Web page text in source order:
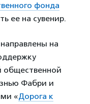
фонда
ее на сувенир.
на
общественной
Фабри и
«Дорога к